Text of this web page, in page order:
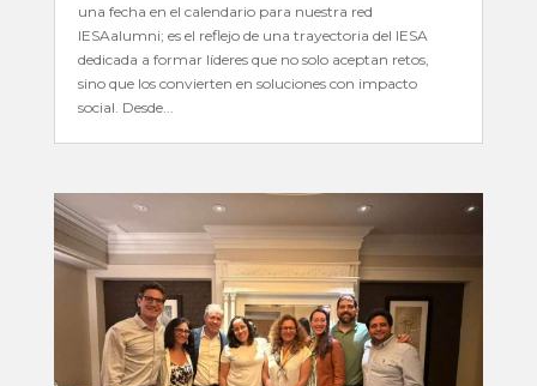
una fecha en el calendario para nuestra red
IESAalumni; es el reflejo de una trayectoria del IESA
dedicada a formar líderes que no solo aceptan retos,
sino que los convierten en soluciones con impacto
social. Desde...